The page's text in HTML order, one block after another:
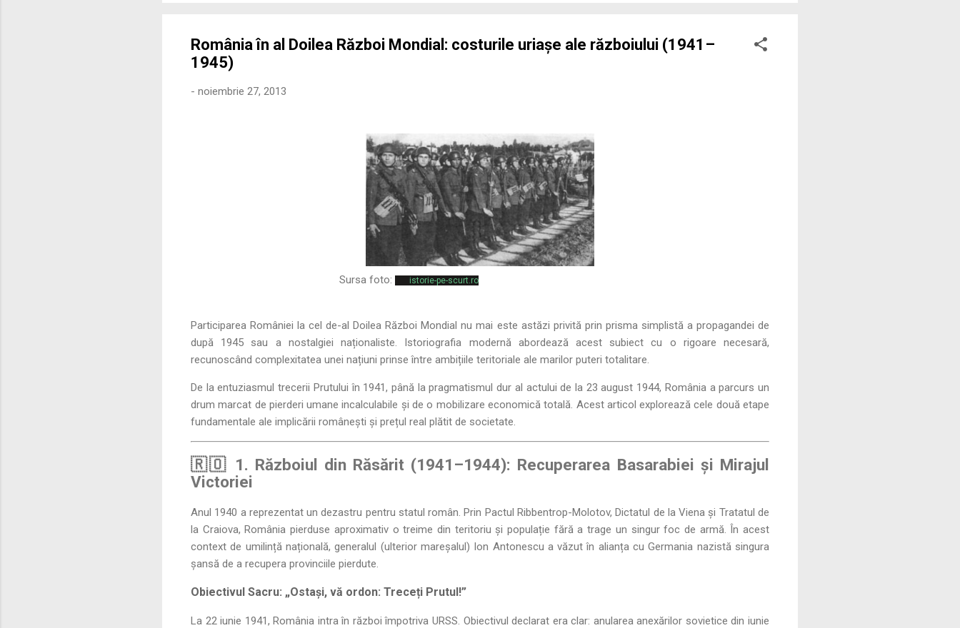
România în al Doilea Război Mondial: costurile uriașe ale războiului (1941–
1945)
- noiembrie 27, 2013
Sursa foto: istorie-pe-scurt.ro
Participarea României la cel de-al Doilea Război Mondial nu mai este astăzi privită prin prisma simplistă a propagandei de
după 1945 sau a nostalgiei naționaliste. Istoriografia modernă abordează acest subiect cu o rigoare necesară,
recunoscând complexitatea unei națiuni prinse între ambițiile teritoriale ale marilor puteri totalitare.
De la entuziasmul trecerii Prutului în 1941, până la pragmatismul dur al actului de la 23 august 1944, România a parcurs un
drum marcat de pierderi umane incalculabile și de o mobilizare economică totală. Acest articol explorează cele două etape
fundamentale ale implicării românești și prețul real plătit de societate.
🇷🇴 1. Războiul din Răsărit (1941–1944): Recuperarea Basarabiei și Mirajul
Victoriei
Anul 1940 a reprezentat un dezastru pentru statul român. Prin Pactul Ribbentrop-Molotov, Dictatul de la Viena și Tratatul de
la Craiova, România pierduse aproximativ o treime din teritoriu și populație fără a trage un singur foc de armă. În acest
context de umilință națională, generalul (ulterior mareșalul) Ion Antonescu a văzut în alianța cu Germania nazistă singura
șansă de a recupera provinciile pierdute.
Obiectivul Sacru: „Ostași, vă ordon: Treceți Prutul!”
La 22 iunie 1941, România intra în război împotriva URSS. Obiectivul declarat era clar: anularea anexărilor sovietice din iunie